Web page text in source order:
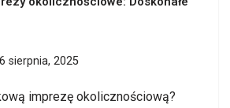
sierpnia, 2025
imprezę okolicznościową?